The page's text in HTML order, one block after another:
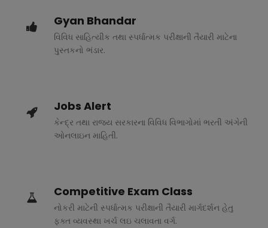
Gyan Bhandar
વિવિધ સાહિત્યીક તથા સ્પર્ધાત્મક પરીક્ષાની તૈયારી માટેના
પુસ્તકનો ભંડાર.
Jobs Alert
કેન્દ્ર તથા રાજ્ય સરકારના વિવિધ વિભાગોમાં ભરતી અંગેની
ઓનલાઇન માહિતી.
Competitive Exam Class
નોકરી માટેની સ્પર્ધાત્મક પરીક્ષાની તૈયારી માર્ગદર્શન હેતુ
ફક્ત વ્યવસ્થા ખર્ચ લઇ ચલાવતા વર્ગ.